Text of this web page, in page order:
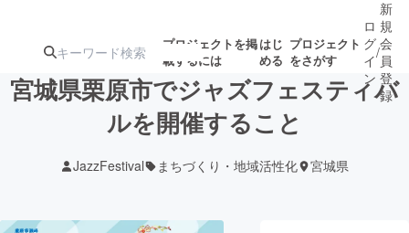
プロジェクトを掲
載するには
はじ
める
プロジェクト
をさがす
ターン
ジェクト
募集終了が近いプ
ロジェクト
もうすぐ公開
されます
ロ
グ
イ
ン
/
新
規
会
員
登
録
宮城県栗原市でジャズフェスティバ
ルを開催すること
JazzFestival まちづくり・地域活性化 宮城県